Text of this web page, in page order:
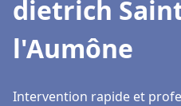
dietrich
l'Aumône
Intervention rapide et